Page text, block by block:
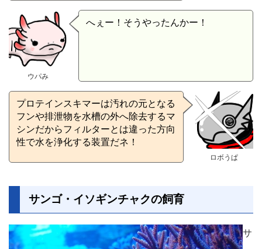
ウパみ
へぇー！そうやったんかー！
プロテインスキマーは汚れの元となる
フンや排泄物を水槽の外へ除去するマ
シンだからフィルターとは違った方向
性で水を浄化する装置だネ！
ロボうぱ
サンゴ・イソギンチャクの飼育
サ